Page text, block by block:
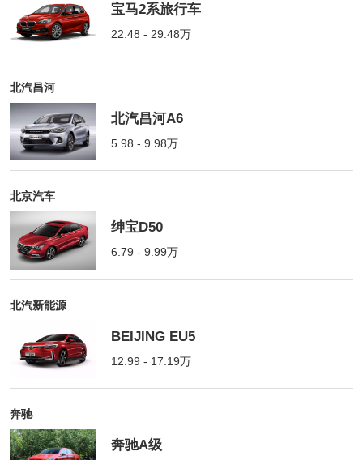
宝马2系旅行车
22.48 - 29.48万
北汽昌河
北汽昌河A6
5.98 - 9.98万
北京汽车
绅宝D50
6.79 - 9.99万
北汽新能源
BEIJING EU5
12.99 - 17.19万
奔驰
奔驰A级